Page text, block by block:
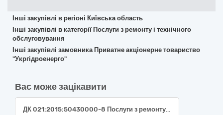
Інші закупівлі в регіоні Київська область
Інші закупівлі в категорії Послуги з ремонту і технічного
обслуговування
Інші закупівлі замовника Приватне акціонерне товариство
"Укргідроенерго"
Вас може зацікавити
ДК 021:2015:50430000-8 Послуги з ремонтування і технічного обслуговування високоточного обладнання ((код 50433000-9 - Послуги з калібрування/повірки) (Послуги з повірки та калібрування засобів вимірювальної техніки (ЗВТ), що експлуатуються в КНП КОР «КООД» та потребують метрологічної повірки, калібрування параметрів))